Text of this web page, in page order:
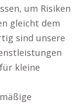
um Risiken
gleicht dem
sind unsere
kleine